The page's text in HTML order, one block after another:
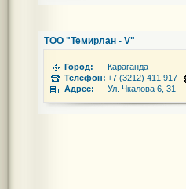
ТОО "Темирлан - V"
Город:
Караганда
Телефон: +7 (3212) 411 917
Адрес:
Ул. Чкалова 6, 31